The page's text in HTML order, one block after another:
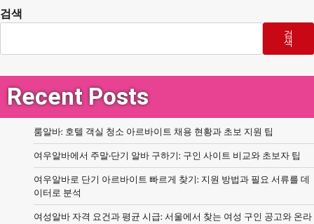
검색
검
색
Recent Posts
룸알바: 호텔 객실 청소 아르바이트 채용 현황과 초보 지원 팁
여우알바에서 주말·단기 알바 구하기: 구인 사이트 비교와 초보자 팁
여우알바로 단기 아르바이트 빠르게 찾기: 지원 방법과 필요 서류를 데
이터로 분석
여성알바 자격 요건과 평균 시급: 서울에서 찾는 여성 구인 공고와 온라